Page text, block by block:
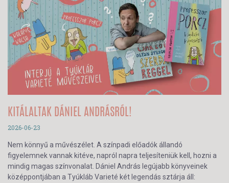
KITÁLALTAK DÁNIEL ANDRÁSRÓL!
2026-06-23
Nem könnyű a művészélet. A színpadi előadók állandó
figyelemnek vannak kitéve, napról napra teljesíteniük kell, hozni a
mindig magas színvonalat. Dániel András legújabb könyveinek
középpontjában a Tyúkláb Varieté két legendás sztárja áll: